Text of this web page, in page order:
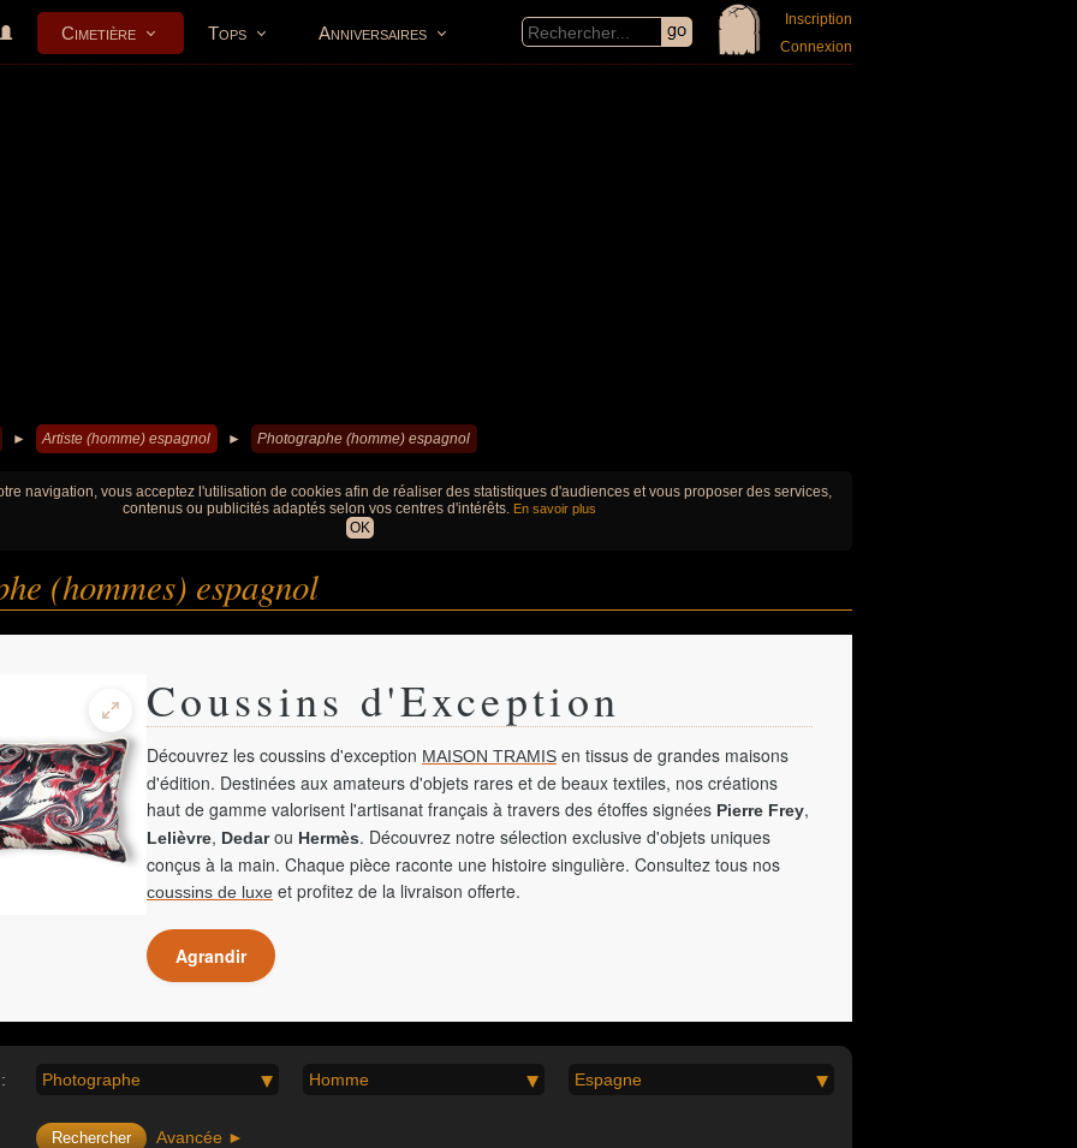
Cimetière Tops Anniversaires
Inscription
Connexion
► Artiste (homme) espagnol ► Photographe (homme) espagnol
navigation, vous acceptez l'utilisation de cookies afin de réaliser des statistiques d'audiences et vous proposer des services,
contenus ou publicités adaptés selon vos centres d'intérêts. En savoir plus
OK
(hommes) espagnol
Coussins d'Exception
Découvrez les coussins d'exception MAISON TRAMIS en tissus de grandes maisons
d'édition. Destinées aux amateurs d'objets rares et de beaux textiles, nos créations
haut de gamme valorisent l'artisanat français à travers des étoffes signées Pierre Frey,
Lelièvre, Dedarou Hermès. Découvrez notre sélection exclusive d'objets uniques
conçus à la main. Chaque pièce raconte une histoire singulière. Consultez tous nos
coussins de luxe et profitez de la livraison offerte.
Agrandir
Photographe Homme Espagne
Avancée ►